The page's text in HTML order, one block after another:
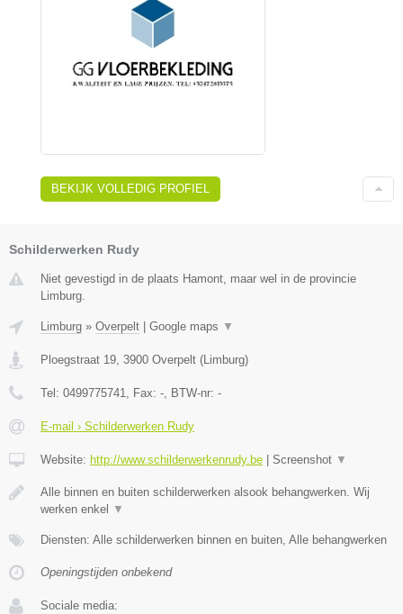
BEKIJK VOLLEDIG PROFIEL
Schilderwerken Rudy
Niet gevestigd in de plaats Hamont, maar wel in de provincie
Limburg.
Limburg » Overpelt Google maps ▼
Ploegstraat 19, 3900 Overpelt (Limburg)
Tel: 0499775741, Fax: -, BTW-nr: -
E-mail › Schilderwerken Rudy
Website: http://www.schilderwerkenrudy.be Screenshot ▼
Alle binnen en buiten schilderwerken alsook behangwerken. Wij
werken enkel
▼
Diensten: Alle schilderwerken binnen en buiten, Alle behangwerken
Openingstijden onbekend
Sociale media: